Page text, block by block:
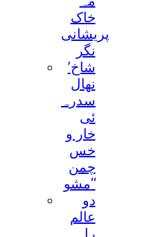
خاک
پریشانی
نگر
’شاخ
نھال
سدرہ
ئی
خار و
خس
چمن
مشو‘‘
دو
عالم